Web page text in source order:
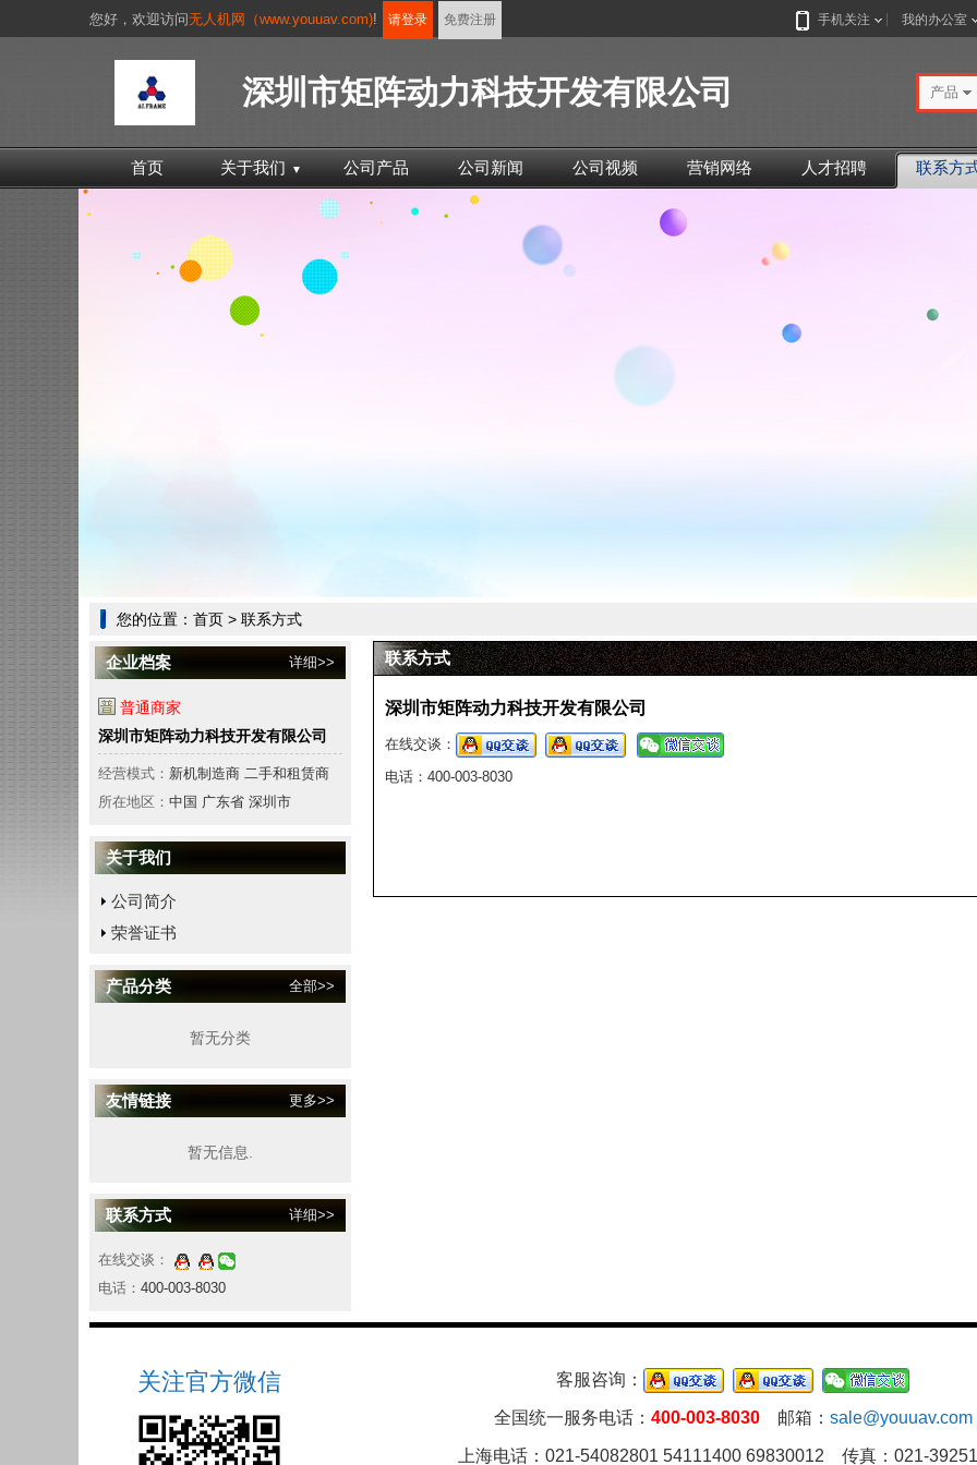
您好， 欢迎访问无人机网（www.youuav.com)! 请登录 免费注册 手机关注 我的办公室
深圳市矩阵动力科技开发有限公司 产品
首页 关于我们 ▼ 公司产品 公司新闻 公司视频 营销网络 人才招聘 联系方
您的位置： 首页 > 联系方式
企业档案 详细>>
普通商家
深圳市矩阵动力科技开发有限公司
经营模式： 新机制造商 二手和租赁商
所在地区： 中国 广东省 深圳市
关于我们
公司简介
荣誉证书
产品分类 全部>>
暂无分类
友情链接 更多>>
暂无信息.
联系方式 详细>>
在线交谈：
电话： 400-003-8030
联系方式
深圳市矩阵动力科技开发有限公司
在线交谈：
电话： 400-003-8030
客服咨询：
全国统一服务电话： 400-003-8030邮箱： sale@youuav.com
上海电话：021-54082801 54111400 69830012 传真：021-
关注官方微信